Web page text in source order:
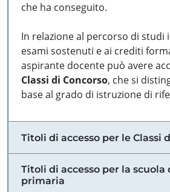
che ha conseguito.
In relazione al percorso di studi
esami sostenuti e ai crediti
aspirante docente può avere
Classi di Concorso, che si
base al grado di istruzione di
Titoli di accesso per le Classi
Titoli di accesso per la
primaria